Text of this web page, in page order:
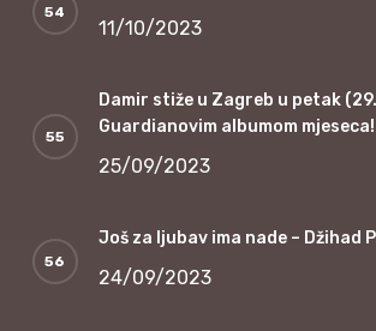
11/10/2023
Damir stiže u Zagreb u petak
Guardianovim albumom mjeseca!
25/09/2023
Još za ljubav ima nade – Džihad
24/09/2023